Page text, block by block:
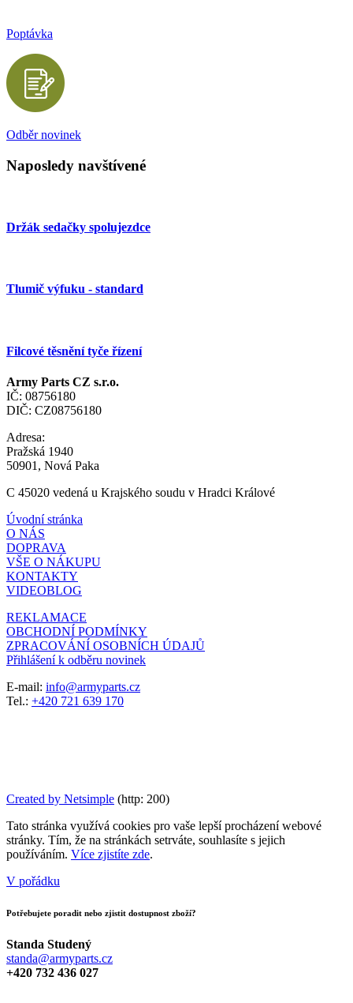
Poptávka
Odběr novinek
Naposledy navštívené
Držák sedačky spolujezdce
Tlumič výfuku - standard
Filcové těsnění tyče řízení
Army Parts CZ s.r.o.
IČ: 08756180
DIČ: CZ08756180
Adresa:
Pražská 1940
50901, Nová Paka
C 45020 vedená u Krajského soudu v Hradci Králové
Úvodní stránka
O NÁS
DOPRAVA
VŠE O NÁKUPU
KONTAKTY
VIDEOBLOG
REKLAMACE
OBCHODNÍ PODMÍNKY
ZPRACOVÁNÍ OSOBNÍCH ÚDAJŮ
Přihlášení k odběru novinek
E-mail: info@armyparts.cz
Tel.: +420 721 639 170
Created by Netsimple (http: 200)
Tato stránka využívá cookies pro vaše lepší procházení webové
stránky. Tím, že na stránkách setrváte, souhlasíte s jejich
používáním. Více zjistíte zde.
V pořádku
Potřebujete poradit nebo zjistit dostupnost zboží?
Standa Studený
standa@armyparts.cz
+420 732 436 027